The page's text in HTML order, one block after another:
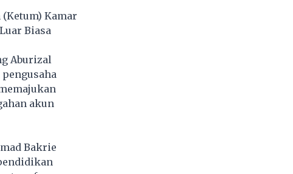
Kamar
Biasa
Aburizal
akun
Bakrie